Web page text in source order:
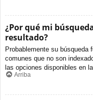
¿Por qué mi
resultado?
Probablemente su búsqueda
comunes que no son
las opciones disponibles en
Arriba